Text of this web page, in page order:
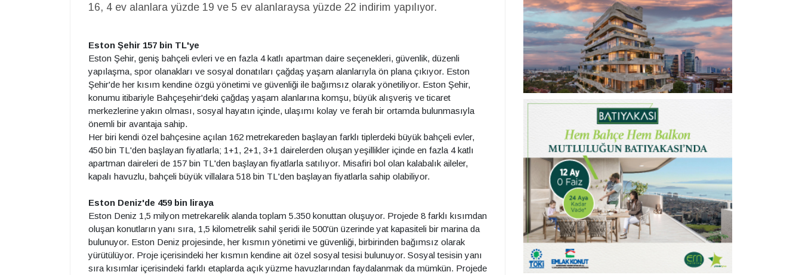
16, 4 ev alanlara yüzde 19 ve 5 ev alanlaraysa yüzde 22 indirim yapılıyor.
Eston Şehir 157 bin TL'ye
Eston Şehir, geniş bahçeli evleri ve en fazla 4 katlı apartman daire seçenekleri, güvenlik, düzenli
yapılaşma, spor olanakları ve sosyal donatıları çağdaş yaşam alanlarıyla ön plana çıkıyor. Eston
Şehir'de her kısım kendine özgü yönetimi ve güvenliği ile bağımsız olarak yönetiliyor. Eston Şehir,
konumu itibariyle Bahçeşehir'deki çağdaş yaşam alanlarına komşu, büyük alışveriş ve ticaret
merkezlerine yakın olması, sosyal hayatın içinde, ulaşımı kolay ve ferah bir ortamda bulunmasıyla
önemli bir avantaja sahip.
Her biri kendi özel bahçesine açılan 162 metrekareden başlayan farklı tiplerdeki büyük bahçeli evler,
450 bin TL'den başlayan fiyatlarla; 1+1, 2+1, 3+1 dairelerden oluşan yeşillikler içinde en fazla 4 katlı
apartman daireleri de 157 bin TL'den başlayan fiyatlarla satılıyor. Misafiri bol olan kalabalık aileler,
kapalı havuzlu, bahçeli büyük villalara 518 bin TL'den başlayan fiyatlarla sahip olabiliyor.
Eston Deniz'de 459 bin liraya
Eston Deniz 1,5 milyon metrekarelik alanda toplam 5.350 konuttan oluşuyor. Projede 8 farklı kısımdan
oluşan konutların yanı sıra, 1,5 kilometrelik sahil şeridi ile 500'ün üzerinde yat kapasiteli bir marina da
bulunuyor. Eston Deniz projesinde, her kısmın yönetimi ve güvenliği, birbirinden bağımsız olarak
yürütülüyor. Proje içerisindeki her kısmın kendine ait özel sosyal tesisi bulunuyor. Sosyal tesisin yanı
sıra kısımlar içerisindeki farklı etaplarda açık yüzme havuzlarından faydalanmak da mümkün. Projede